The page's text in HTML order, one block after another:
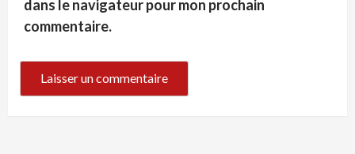
dans le navigateur pour mon prochain
commentaire.